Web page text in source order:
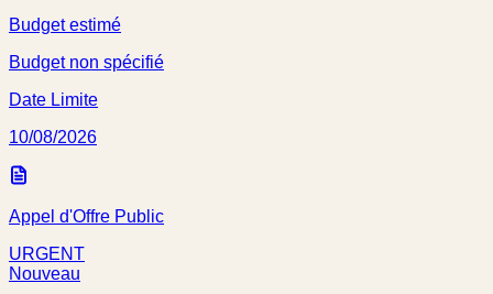
Budget estimé
Budget non spécifié
Date Limite
10/08/2026
Appel d'Offre Public
URGENT
Nouveau